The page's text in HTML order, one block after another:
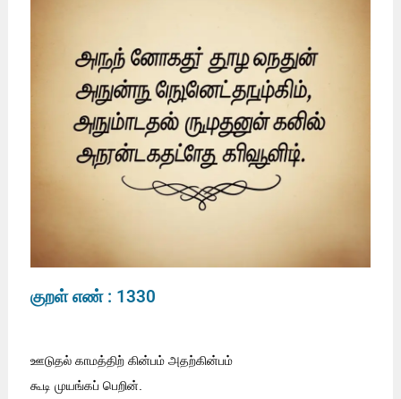
குறள் எண் : 1330
ஊடுதல் காமத்திற் கின்பம் அதற்கின்பம்
கூடி முயங்கப் பெறின்.